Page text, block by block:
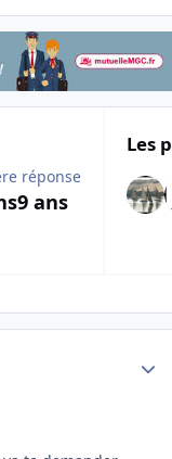
réponse
9 ans
Les
overview